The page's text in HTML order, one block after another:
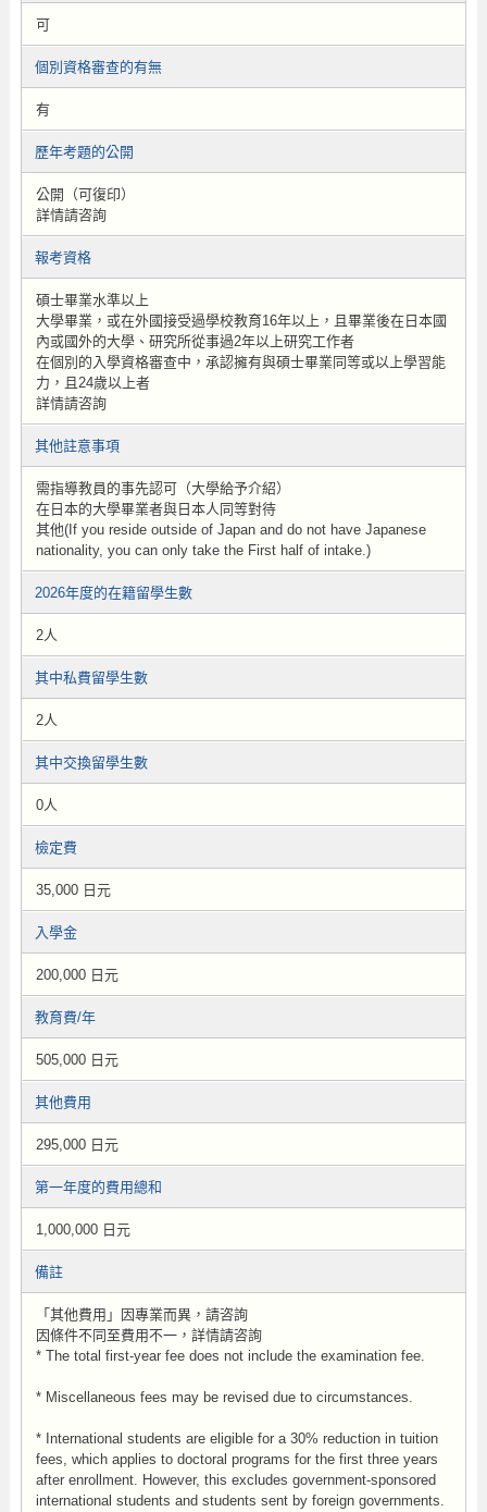
可
個別資格審查的有無
有
歷年考題的公開
公開（可復印）
詳情請咨詢
報考資格
碩士畢業水準以上
大學畢業，或在外國接受過學校教育16年以上，且畢業後在日本國
內或國外的大學、研究所從事過2年以上研究工作者
在個別的入學資格審查中，承認擁有與碩士畢業同等或以上學習能
力，且24歲以上者
詳情請咨詢
其他註意事項
需指導教員的事先認可（大學給予介紹）
在日本的大學畢業者與日本人同等對待
其他(If you reside outside of Japan and do not have Japanese
nationality, you can only take the First half of intake.)
2026年度的在籍留學生數
2人
其中私費留學生數
2人
其中交換留學生數
0人
檢定費
35,000 日元
入學金
200,000 日元
教育費/年
505,000 日元
其他費用
295,000 日元
第一年度的費用總和
1,000,000 日元
備註
「其他費用」因專業而異，請咨詢
因條件不同至費用不一，詳情請咨詢
* The total first-year fee does not include the examination fee.
* Miscellaneous fees may be revised due to circumstances.
* International students are eligible for a 30% reduction in tuition
fees, which applies to doctoral programs for the first three years
after enrollment. However, this excludes government-sponsored
international students and students sent by foreign governments.